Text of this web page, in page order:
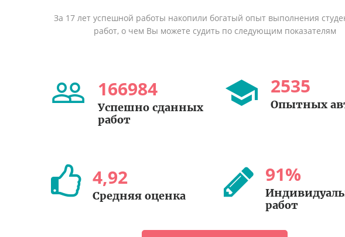
За 17 лет успешной работы накопили богатый опыт выполнения
работ, о чем Вы можете судить по следующим показателям
166984
Успешно сданных
работ
2535
Опытных
4,92
Средняя оценка
91%
работ